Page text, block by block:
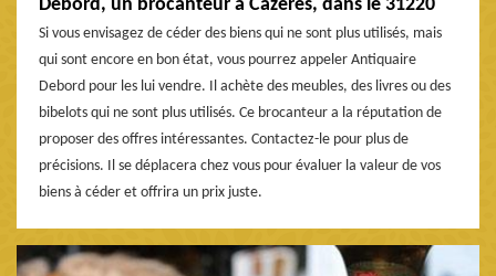
Debord, un brocanteur à Cazeres, dans le 31220
Si vous envisagez de céder des biens qui ne sont plus utilisés, mais
qui sont encore en bon état, vous pourrez appeler Antiquaire
Debord pour les lui vendre. Il achète des meubles, des livres ou des
bibelots qui ne sont plus utilisés. Ce brocanteur a la réputation de
proposer des offres intéressantes. Contactez-le pour plus de
précisions. Il se déplacera chez vous pour évaluer la valeur de vos
biens à céder et offrira un prix juste.